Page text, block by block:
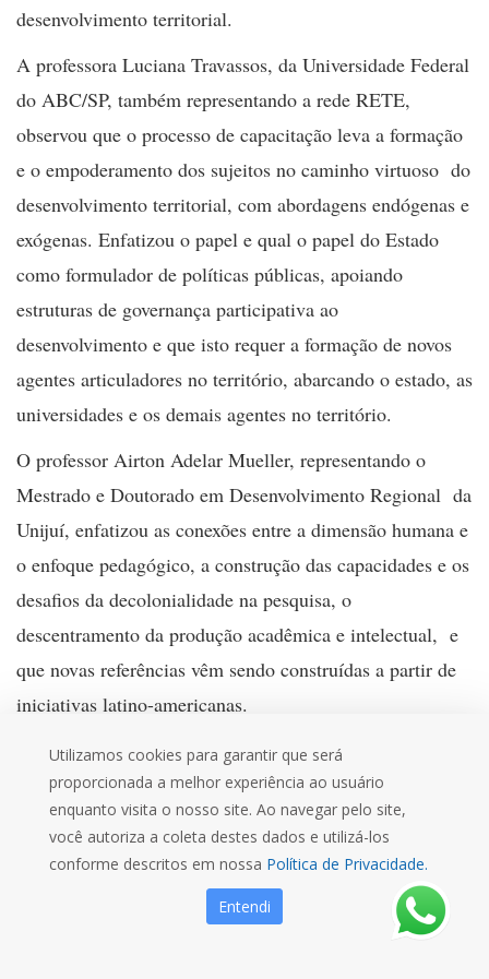
desenvolvimento territorial.
A professora Luciana Travassos, da Universidade Federal
do ABC/SP, também representando a rede RETE,
observou que o processo de capacitação leva a formação
e o empoderamento dos sujeitos no caminho virtuoso do
desenvolvimento territorial, com abordagens endógenas e
exógenas. Enfatizou o papel e qual o papel do Estado
como formulador de políticas públicas, apoiando
estruturas de governança participativa ao
desenvolvimento e que isto requer a formação de novos
agentes articuladores no território, abarcando o estado, as
universidades e os demais agentes no território.
O professor Airton Adelar Mueller, representando o
Mestrado e Doutorado em Desenvolvimento Regional da
Unijuí, enfatizou as conexões entre a dimensão humana e
o enfoque pedagógico, a construção das capacidades e os
desafios da decolonialidade na pesquisa, o
descentramento da produção acadêmica e intelectual, e
que novas referências vêm sendo construídas a partir de
iniciativas latino-americanas.
Segundo o professor Büttenbender, o evento foi
promovido no contexto da pandemia, integrado às
estratégias de internacionalização da universidade e
maior articulação externa do Programa de Mestrado e
Doutorado em Desenvolvimento Regional. Destacou
também que, a partir de redes de pesquisa, de projetos de
Utilizamos cookies para garantir que será
proporcionada a melhor experiência ao usuário
enquanto visita o nosso site. Ao navegar pelo site,
você autoriza a coleta destes dados e utilizá-los
conforme descritos em nossa Política de Privacidade.
Entendi